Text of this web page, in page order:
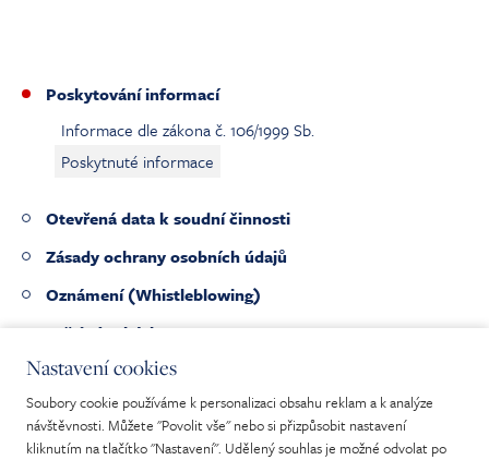
Poskytování informací
Informace dle zákona č. 106/1999 Sb.
Poskytnuté informace
Otevřená data k soudní činnosti
Zásady ochrany osobních údajů
Oznámení (Whistleblowing)
Veřejné zakázky
Pracovní nabídky
Nabídka nepotřebného majetku
Nastavení cookies
Soubory cookie používáme k personalizaci obsahu reklam a k analýze
návštěvnosti. Můžete "Povolit vše" nebo si přizpůsobit nastavení
kliknutím na tlačítko "Nastavení". Udělený souhlas je možné odvolat po